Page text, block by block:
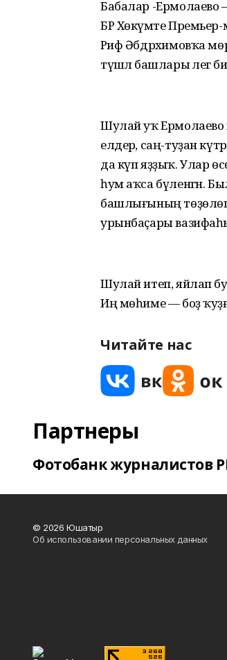
Бабалар -Ермолаево
БР Хөкүмәте
Рәиф Әбдрәхимовҡа
түшәлә башлары
Шулай уҡ
елдерә, саң-туҙан
да күп яҙҙыҡ. Улар
һум аҡса бүленгән.
башлығының
урынбаҫары
Шулай итеп, яйлап
Иң мөһиме — боҙ
Читайте нас
Партнеры
Фотобанк журналистов
© 2026 Юшатыр
Об использовании персональных данных